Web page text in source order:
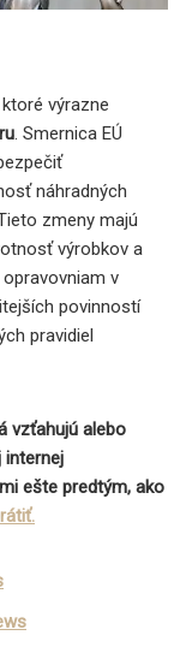
výrazne
. Smernica EÚ
náhradných
zmeny majú
výrobkov a
v
povinností
pravidiel
vzťahujú alebo
internej
ešte predtým, ako